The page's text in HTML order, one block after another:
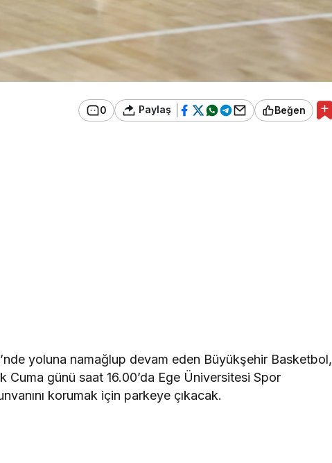
0 Paylaş Beğen
yoluna namağlup devam eden Büyükşehir Basketbol,
Cuma günü saat 16.00’da Ege Üniversitesi Spor
korumak için parkeye çıkacak.